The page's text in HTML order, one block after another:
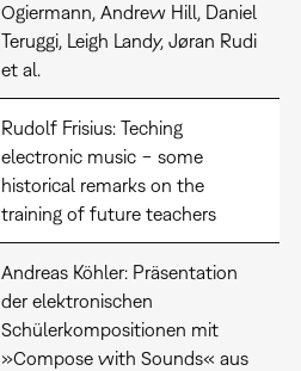
Ogiermann, Andrew Hill, Daniel
Teruggi, Leigh Landy, Jøran Rudi
et al.
Rudolf Frisius: Teching
electronic music − some
historical remarks on the
training of future teachers
Andreas Köhler: Präsentation
der elektronischen
Schülerkompositionen mit
»Compose with Sounds« aus